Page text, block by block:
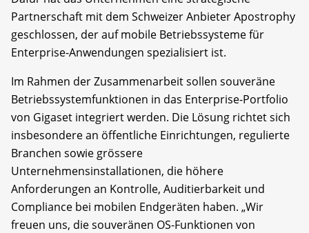
Partnerschaft mit dem Schweizer Anbieter Apostrophy
geschlossen, der auf mobile Betriebssysteme für
Enterprise-Anwendungen spezialisiert ist.
Im Rahmen der Zusammenarbeit sollen souveräne
Betriebssystemfunktionen in das Enterprise-Portfolio
von Gigaset integriert werden. Die Lösung richtet sich
insbesondere an öffentliche Einrichtungen, regulierte
Branchen sowie grössere
Unternehmensinstallationen, die höhere
Anforderungen an Kontrolle, Auditierbarkeit und
Compliance bei mobilen Endgeräten haben. „Wir
freuen uns, die souveränen OS-Funktionen von